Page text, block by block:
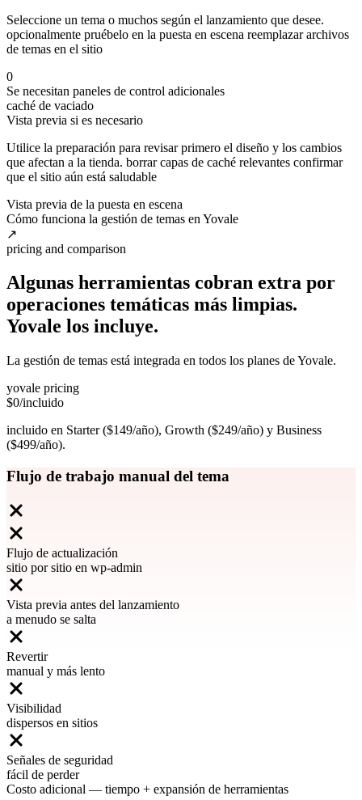
Seleccione un tema o muchos según el lanzamiento que desee.
opcionalmente pruébelo en la puesta en escena reemplazar archivos
de temas en el sitio
0
Se necesitan paneles de control adicionales
caché de vaciado
Vista previa si es necesario
Utilice la preparación para revisar primero el diseño y los cambios
que afectan a la tienda. borrar capas de caché relevantes confirmar
que el sitio aún está saludable
Vista previa de la puesta en escena
Cómo funciona la gestión de temas en Yovale
↗
pricing and comparison
Algunas herramientas cobran extra por
operaciones temáticas más limpias.
Yovale los incluye.
La gestión de temas está integrada en todos los planes de Yovale.
yovale pricing
$0/incluido
incluido en Starter ($149/año), Growth ($249/año) y Business
($499/año).
Flujo de trabajo manual del tema
Flujo de actualización
sitio por sitio en wp-admin
Vista previa antes del lanzamiento
a menudo se salta
Revertir
manual y más lento
Visibilidad
dispersos en sitios
Señales de seguridad
fácil de perder
Costo adicional — tiempo + expansión de herramientas